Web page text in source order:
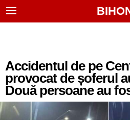
Accidentul de pe
provocat de șoferul
Două persoane au